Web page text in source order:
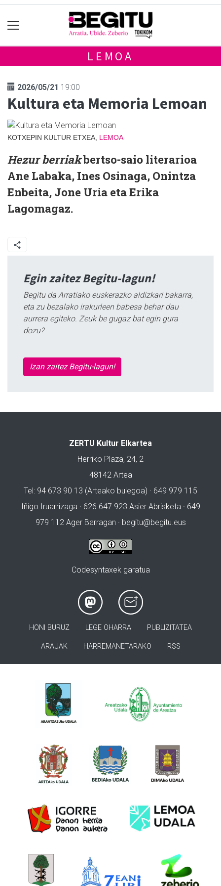
LEMOA
2026/05/21 19:00
Kultura eta Memoria Lemoan
KOTXEPIN KULTUR ETXEA, LEMOA
Hezur berriakbertso-saio literarioa
Ane Labaka, Ines Osinaga, Onintza
Enbeita, Jone Uria eta Erika
Lagomagaz.
Egin zaitez Begitu-lagun!
Begitu da Arratiako euskerazko aldizkari bakarra,
eta zu bezalako irakurleen babesa behar dau
aurrera egiteko. Zeuk be gugaz bat egin gura
dozu?
Izan zaitez Begitu-lagun!
ZERTU Kultur Elkartea
Herriko Plaza, 24, 2
48142 Artea
Tel: 94 673 90 13 (Arteako bulegoa) · 649 979 115
Iñigo Iruarrizaga · 626 647 923 Asier Abrisketa · 649
979 112 Ager Barragan · begitu@begitu.eus
Codesyntaxek garatua
HONI BURUZ LEGE OHARRA PUBLIZITATEA
ARAUAK HARREMANETARAKO RSS